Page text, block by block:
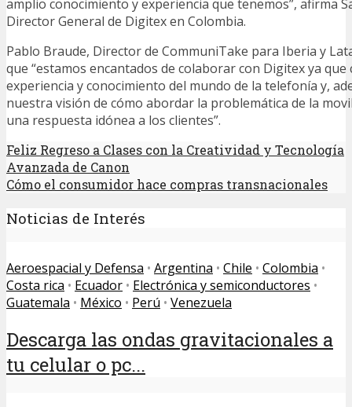
amplio conocimiento y experiencia que tenemos”, afirma
Director General de Digitex en Colombia.
Pablo Braude, Director de CommuniTake para Iberia y
que “estamos encantados de colaborar con Digitex ya
experiencia y conocimiento del mundo de la telefonía y,
nuestra visión de cómo abordar la problemática de la
una respuesta idónea a los clientes”.
Feliz Regreso a Clases con la Creatividad y Tecnología
Avanzada de Canon
Cómo el consumidor hace compras transnacionales
Noticias de Interés
Aeroespacial y Defensa • Argentina • Chile • Colombia •
Costa rica • Ecuador • Electrónica y semiconductores •
Guatemala • México • Perú • Venezuela
Descarga las ondas gravitacionales a
tu celular o pc...